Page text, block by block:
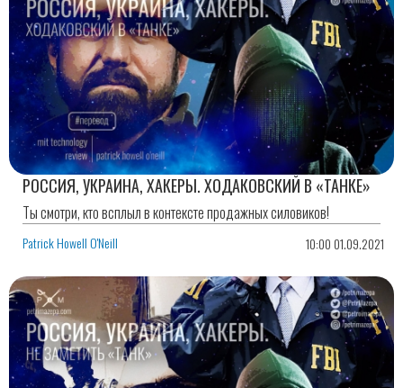
РОССИЯ, УКРАИНА, ХАКЕРЫ. ХОДАКОВСКИЙ В «ТАНКЕ»
Ты смотри, кто всплыл в контексте продажных силовиков!
Patrick Howell O'Neill 10:00 01.09.2021